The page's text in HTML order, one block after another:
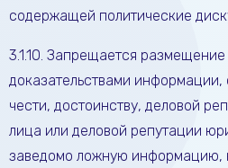
содержащей политические
3.1.10. Запрещается
доказательствами
чести, достоинству, деловой
лица или деловой репутации
заведомо ложную информацию,